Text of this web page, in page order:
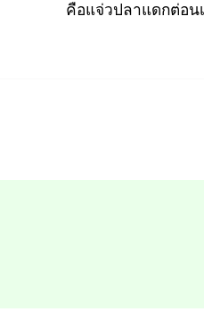
คือแจ่วปลาแดกต่อน